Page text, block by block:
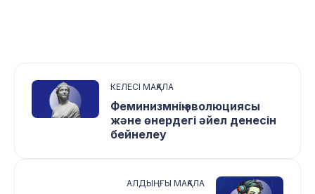
КЕЛЕСІ МАҚАЛА
Феминизмнің эволюциясы
және өнердегі әйел денесін
бейнелеу
АЛДЫҢҒЫ МАҚАЛА